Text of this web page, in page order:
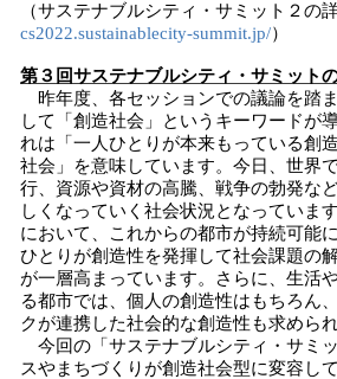
（サステナブルシティ・サミット２の
cs2022.sustainablecity-summit.jp/）
第３回サステナブルシティ・サミット
昨年度、各セッションでの議論を踏
して「創造社会」というキーワードが
れは「一人ひとりが本来もっている創
社会」を意味しています。今日、世界
行、資源や資材の高騰、戦争の勃発な
しくなっていく社会状況となっていま
において、これからの都市が持続可能
ひとりが創造性を発揮して社会課題の
が一層高まっています。さらに、生活
る都市では、個人の創造性はもちろん
クが連携した社会的な創造性も求めら
今回の「サステナブルシティ・サミ
スやまちづくりが創造社会型に変容し